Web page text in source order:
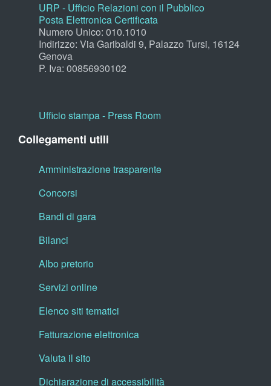
URP - Ufficio Relazioni con il Pubblico
Posta Elettronica Certificata
Numero Unico: 010.1010
Indirizzo: Via Garibaldi 9, Palazzo Tursi, 16124
Genova
P. Iva: 00856930102
Ufficio stampa - Press Room
Collegamenti utili
Amministrazione trasparente
Concorsi
Bandi di gara
Bilanci
Albo pretorio
Servizi online
Elenco siti tematici
Fatturazione elettronica
Valuta il sito
Dichiarazione di accessibilità